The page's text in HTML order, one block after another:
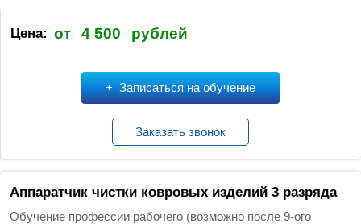
Цена: от 4 500 рублей
Записаться на обучение
Заказать звонок
Аппаратчик чистки ковровых изделий 3 разряда
Обучение профессии рабочего (возможно после 9-ого